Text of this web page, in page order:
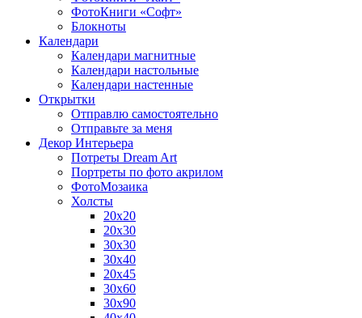
ФотоКниги «Софт»
Блокноты
Календари
Календари магнитные
Календари настольные
Календари настенные
Открытки
Отправлю самостоятельно
Отправьте за меня
Декор Интерьера
Потреты Dream Art
Портреты по фото акрилом
ФотоМозаика
Холсты
20х20
20х30
30х30
30х40
20х45
30х60
30х90